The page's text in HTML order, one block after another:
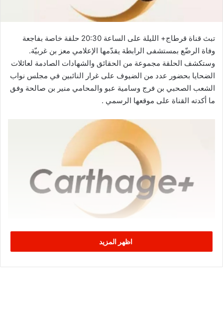
تبث قناة قرطاج+ الليلة على الساعة 20:30 حلقة خاصة بفاجعة
وفاة الرضّع بمستشفى الرابطة يقدّمها الإعلامي معز بن غربيّة.
وستكشف الحلقة مجموعة من الحقائق والشهادات الصادمة لعائلات
الضحايا بحضور عدد من الضيوف على غرار النائبين في مجلس نواب
الشعب الصحبي بن فرج وسامية عبو والمحامي منير بن صالحة وفق
ما أكدته القناة على موقعها الرسمي .
اظهر المزيد